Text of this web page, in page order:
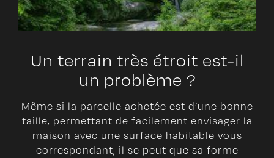
Un terrain très étroit est-il
un problème ?
Même si la parcelle achetée est d’une bonne
taille, permettant de facilement envisager la
maison avec une surface habitable vous
correspondant, il se peut que sa forme